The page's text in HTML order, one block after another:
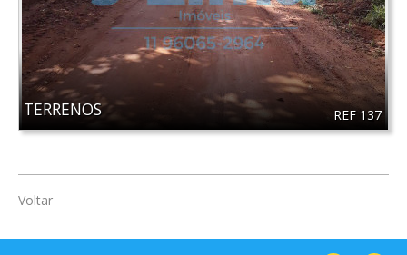
REF 137
TERRENOS
Voltar